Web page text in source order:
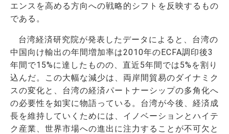
エンスを高める方向への戦略的シフトを反映するもの
である。
台湾経済研究院が発表したデータによると、台湾の
中国向け輸出の年間増加率は2010年のECFA調印後3
年間で15%に達したものの、直近5年間では5%を割り
込んだ。この大幅な減少は、両岸間貿易のダイナミク
スの変化と、台湾の経済パートナーシップの多角化へ
の必要性を如実に物語っている。台湾が今後、経済成
長を維持していくためには、イノベーションとハイテ
ク産業、世界市場への進出に注力することが不可欠と